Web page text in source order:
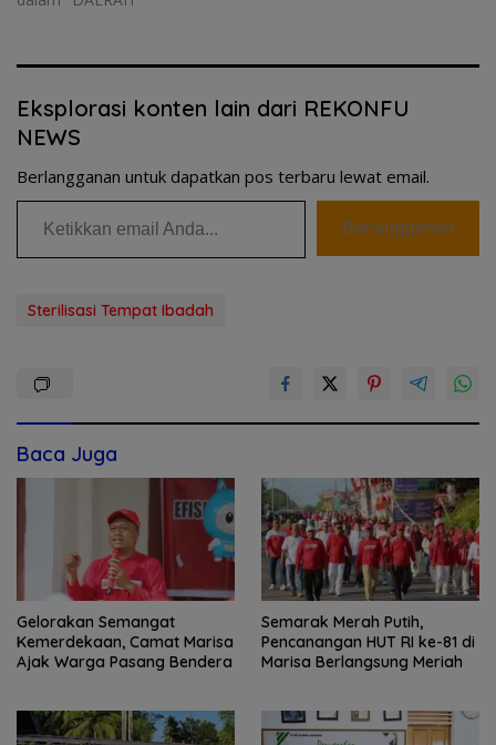
Eksplorasi konten lain dari REKONFU
NEWS
Berlangganan untuk dapatkan pos terbaru lewat email.
Ketikkan email Anda...
Berlangganan
Sterilisasi Tempat Ibadah
Baca Juga
Gelorakan Semangat
Kemerdekaan, Camat Marisa
Ajak Warga Pasang Bendera
Semarak Merah Putih,
Pencanangan HUT RI ke-81 di
Marisa Berlangsung Meriah